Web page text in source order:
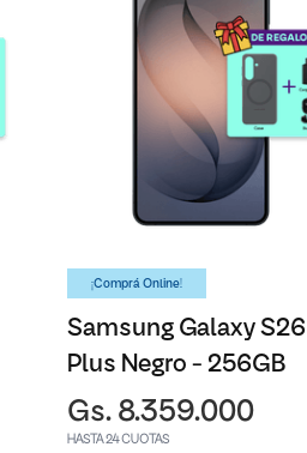
¡Comprá Online!
Samsung Galaxy S26
Plus Negro - 256GB
Gs. 8.359.000
HASTA 24 CUOTAS